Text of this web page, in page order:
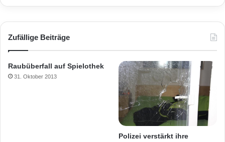
Zufällige Beiträge
Raubüberfall auf Spielothek
31. Oktober 2013
Polizei verstärkt ihre